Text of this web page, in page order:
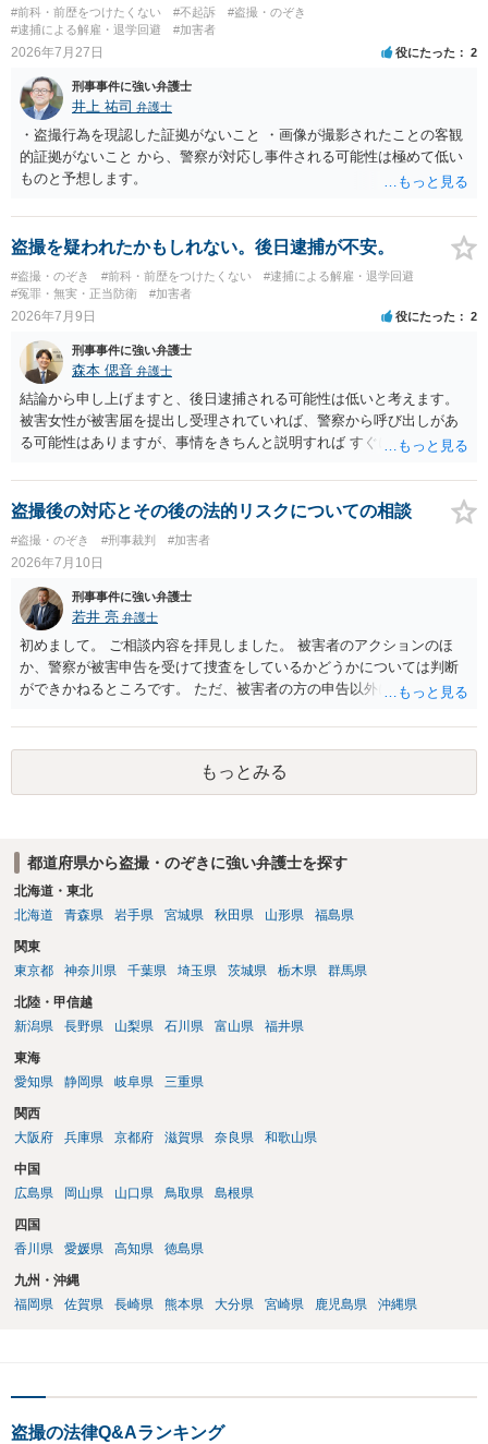
#前科・前歴をつけたくない #不起訴
#盗撮・のぞき
#逮捕による解雇・退学回避
#加害者
2026年7月27日 役にたった 2
刑事事件に強い弁護士
井上 祐司 弁護士
・盗撮行為を現認した証拠がないこと ・画像が撮影されたことの客観
的証拠がないこと から、警察が対応し事件される可能性は極めて低い
ものと予想します。
盗撮を疑われたかもしれない。後日逮捕が不安。
#盗撮・のぞき #前科・前歴をつけたくない
#逮捕による解雇・退学回避
#冤罪・無実・正当防衛
#加害者
2026年7月9日 役にたった 2
刑事事件に強い弁護士
森本 偲音 弁護士
結論から申し上げますと、後日逮捕される可能性は低いと考えます。
被害女性が被害届を提出し受理されていれば、警察から呼び出しがあ
る可能性はありますが、事情をきちんと説明すれば すぐに逮捕される
の画像が盗撮した画像等であれば別途問題となる可能性はあります
が、被害者が特定できない以上、 立件することは難しく、厳重注意で
盗撮後の対応とその後の法的リスクについての相談
#盗撮・のぞき #刑事裁判 #加害者
2026年7月10日
刑事事件に強い弁護士
若井 亮 弁護士
初めまして。 ご相談内容を拝見しました。 被害者のアクションのほ
か、警察が被害申告を受けて捜査をしているかどうかについては判断
ができかねるところです。 ただ、被害者の方の申告以外に証拠が無い
す。 万が一、警察から連絡が来るようなことがあれば、その際に改め
て弁護士にご相談ください。
もっとみる
都道府県から盗撮・のぞきに強い弁護士を探す
北海道・東北
北海道
青森県 岩手県 宮城県 秋田県 山形県 福島県
関東
東京都
神奈川県 千葉県 埼玉県 茨城県 栃木県 群馬県
北陸・甲信越
新潟県
長野県 山梨県 石川県 富山県 福井県
東海
愛知県
静岡県 岐阜県 三重県
関西
大阪府
兵庫県 京都府 滋賀県 奈良県 和歌山県
中国
広島県
岡山県 山口県 鳥取県 島根県
四国
香川県
愛媛県 高知県 徳島県
九州・沖縄
福岡県
佐賀県 長崎県 熊本県 大分県 宮崎県 鹿児島県 沖縄県
盗撮の法律Q&Aランキング